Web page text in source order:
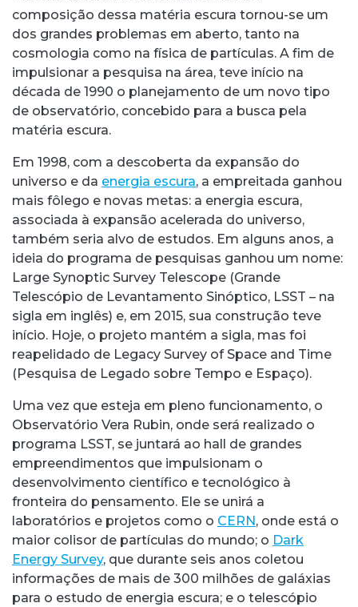
composição dessa matéria escura tornou-se um
dos grandes problemas em aberto, tanto na
cosmologia como na física de partículas. A fim de
impulsionar a pesquisa na área, teve início na
década de 1990 o planejamento de um novo tipo
de observatório, concebido para a busca pela
matéria escura.
Em 1998, com a descoberta da expansão do
universo e da energia escura, a empreitada ganhou
mais fôlego e novas metas: a energia escura,
associada à expansão acelerada do universo,
também seria alvo de estudos. Em alguns anos, a
ideia do programa de pesquisas ganhou um nome:
Large Synoptic Survey Telescope (Grande
Telescópio de Levantamento Sinóptico, LSST – na
sigla em inglês) e, em 2015, sua construção teve
início. Hoje, o projeto mantém a sigla, mas foi
reapelidado de Legacy Survey of Space and Time
(Pesquisa de Legado sobre Tempo e Espaço).
Uma vez que esteja em pleno funcionamento, o
Observatório Vera Rubin, onde será realizado o
programa LSST, se juntará ao hall de grandes
empreendimentos que impulsionam o
desenvolvimento científico e tecnológico à
fronteira do pensamento. Ele se unirá a
laboratórios e projetos como o CERN , onde está o
maior colisor de partículas do mundo; o Dark
Energy Survey, que durante seis anos coletou
informações de mais de 300 milhões de galáxias
para o estudo de energia escura; e o telescópio